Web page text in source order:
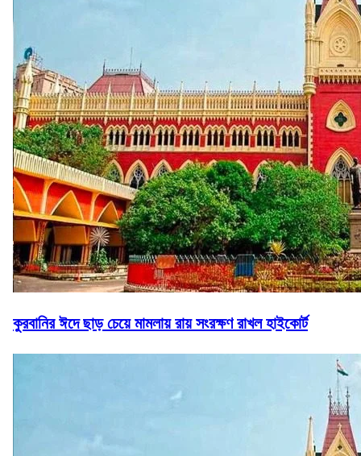
কুরবানির ঈদে ছাড় চেয়ে মামলায় রায় সংরক্ষণ রাখল হাইকোর্ট